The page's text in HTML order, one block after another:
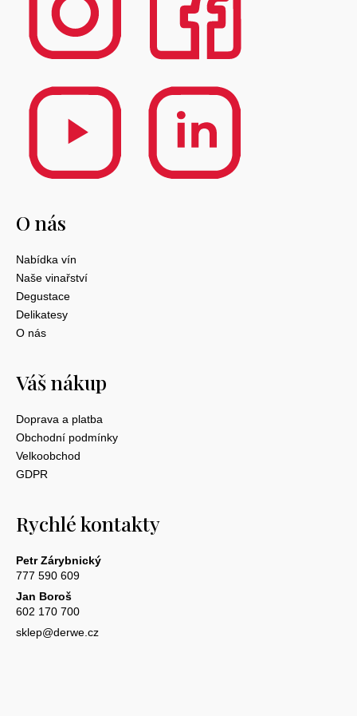
O nás
Nabídka vín
Naše vinařství
Degustace
Delikatesy
O nás
Váš nákup
Doprava a platba
Obchodní podmínky
Velkoobchod
GDPR
Rychlé kontakty
Petr Zárybnický
777 590 609
Jan Boroš
602 170 700
sklep@derwe.cz